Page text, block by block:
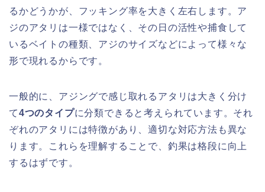
るかどうかが、フッキング率を大きく左右します。ア
ジのアタリは一様ではなく、その日の活性や捕食して
いるベイトの種類、アジのサイズなどによって様々な
形で現れるからです。
一般的に、アジングで感じ取れるアタリは大きく分け
て4つのタイプに分類できると考えられています。それ
ぞれのアタリには特徴があり、適切な対応方法も異な
ります。これらを理解することで、釣果は格段に向上
するはずです。